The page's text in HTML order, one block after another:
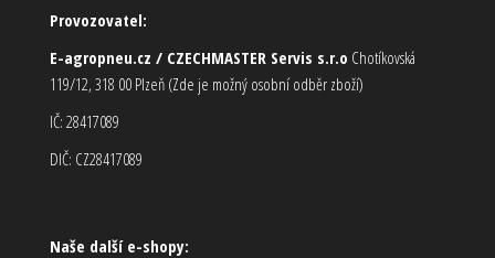
Provozovatel:
E-agropneu.cz / CZECHMASTER Servis s.r.o Chotíkovská
119/12, 318 00 Plzeň (Zde je možný osobní odběr zboží)
IČ: 28417089
DIČ: CZ28417089
Naše další e-shopy: